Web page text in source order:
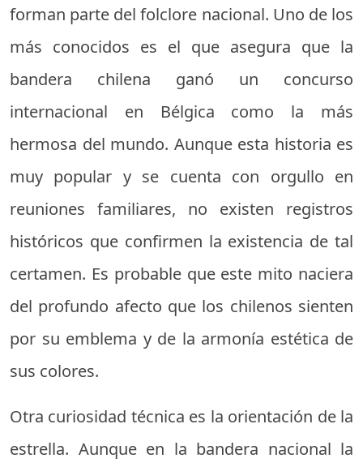
forman parte del folclore nacional. Uno de los
más conocidos es el que asegura que la
bandera chilena ganó un concurso
internacional en Bélgica como la más
hermosa del mundo. Aunque esta historia es
muy popular y se cuenta con orgullo en
reuniones familiares, no existen registros
históricos que confirmen la existencia de tal
certamen. Es probable que este mito naciera
del profundo afecto que los chilenos sienten
por su emblema y de la armonía estética de
sus colores.
Otra curiosidad técnica es la orientación de la
estrella. Aunque en la bandera nacional la